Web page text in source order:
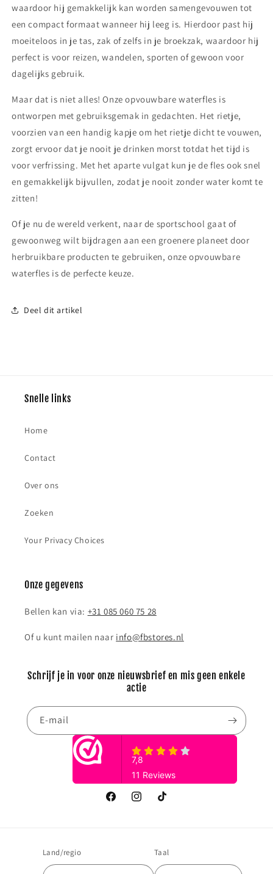
waardoor hij gemakkelijk kan worden samengevouwen tot
een compact formaat wanneer hij leeg is. Hierdoor past hij
moeiteloos in je tas, zak of zelfs in je broekzak, waardoor hij
perfect is voor reizen, wandelen, sporten of gewoon voor
dagelijks gebruik.
Maar dat is niet alles! Onze opvouwbare waterfles is
ontworpen met gebruiksgemak in gedachten. Het rietje,
voorzien van een handig kapje om het rietje dicht te vouwen,
zorgt ervoor dat je nooit je drinken morst totdat het tijd is
voor verfrissing. Met het aparte vulgat kun je de fles ook snel
en gemakkelijk bijvullen, zodat je nooit zonder water komt te
zitten!
Of je nu de wereld verkent, naar de sportschool gaat of
gewoonweg wilt bijdragen aan een groenere planeet door
herbruikbare producten te gebruiken, onze opvouwbare
waterfles is de perfecte keuze.
Deel dit artikel
Snelle links
Home
Contact
Over ons
Zoeken
Your Privacy Choices
Onze gegevens
Bellen kan via: +31 085 060 75 28
Of u kunt mailen naar info@fbstores.nl
Schrijf je in voor onze nieuwsbrief en mis geen enkele
actie
E‑mail
FacebookInstagramTikTok
Land/regio Taal